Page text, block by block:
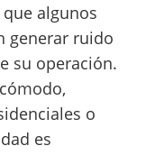
algunos
generar ruido
su operación.
o
es